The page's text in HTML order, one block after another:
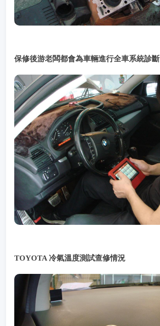
保修後游老闆都會為車輛進行全車系統診斷
TOYOTA 冷氣溫度測試查修情況